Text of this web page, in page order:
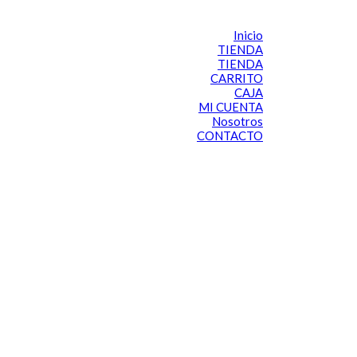
Inicio
TIENDA
TIENDA
CARRITO
CAJA
MI CUENTA
Nosotros
CONTACTO